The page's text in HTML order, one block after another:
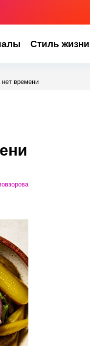
Стиль жизни
времени